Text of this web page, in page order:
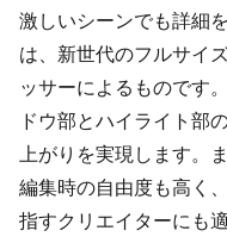
激しいシーンでも詳細
は、新世代のフルサイ
ッサーによるものです
ドウ部とハイライト部
上がりを実現します。
編集時の自由度も高く
指すクリエイターにも